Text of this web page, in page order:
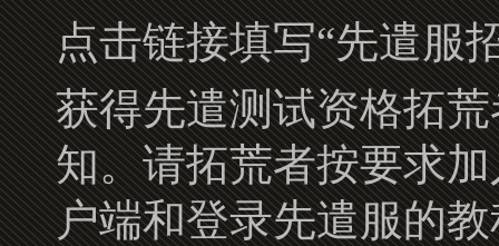
点击链接填写“先遣服
获得先遣测试资格拓
知。请拓荒者按要求
户端和登录先遣服的